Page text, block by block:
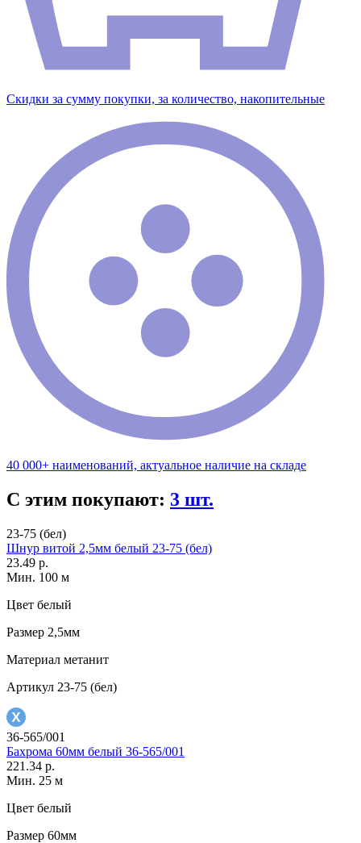
Скидки за сумму покупки, за количество, накопительные
40 000+ наименований, актуальное наличие на складе
С этим покупают: 3 шт.
23-75 (бел)
Шнур витой 2,5мм белый 23-75 (бел)
23.49 р.
Мин. 100 м
Цвет белый
Размер 2,5мм
Материал метанит
Артикул 23-75 (бел)
36-565/001
Бахрома 60мм белый 36-565/001
221.34 р.
Мин. 25 м
Цвет белый
Размер 60мм